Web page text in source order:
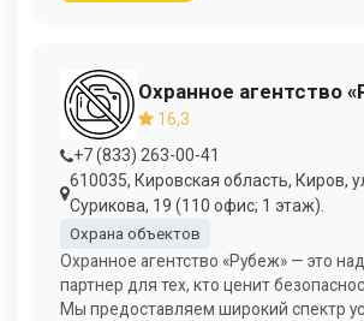
Охранное агентство
16,3
+7 (833) 263-00-41
610035, Кировская область, Киров,
Сурикова, 19 (110 офис; 1 этаж).
Охрана объектов
Охранное агентство «Рубеж» — это
партнер для тех, кто ценит
Мы предоставляем широкий спектр